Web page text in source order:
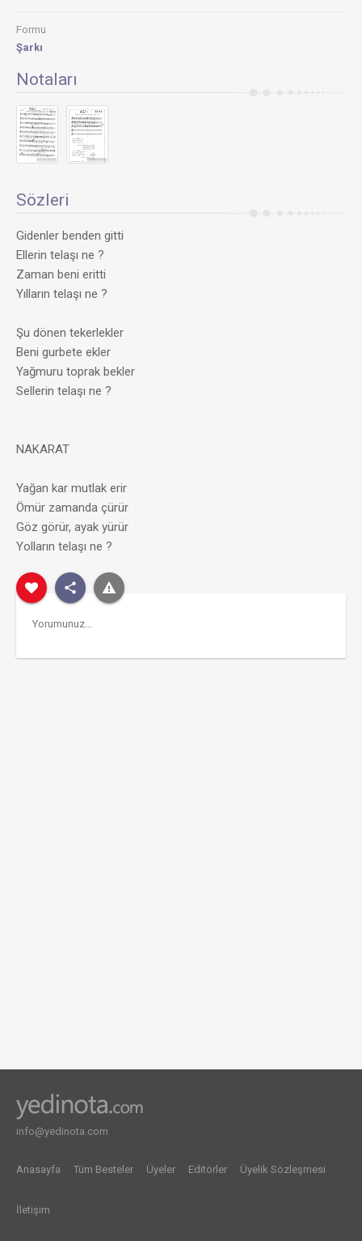
Formu
Şarkı
Notaları
Sözleri
Gidenler benden gitti
Ellerin telaşı ne ?
Zaman beni eritti
Yılların telaşı ne ?
Şu dönen tekerlekler
Beni gurbete ekler
Yağmuru toprak bekler
Sellerin telaşı ne ?
NAKARAT
Yağan kar mutlak erir
Ömür zamanda çürür
Göz görür, ayak yürür
Yolların telaşı ne ?
info@yedinota.com
Anasayfa Tüm Besteler Üyeler Editörler Üyelik Sözleşmesi
İletişim